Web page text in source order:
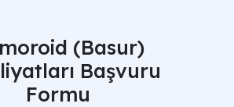
(Basur)
Başvuru
Formu